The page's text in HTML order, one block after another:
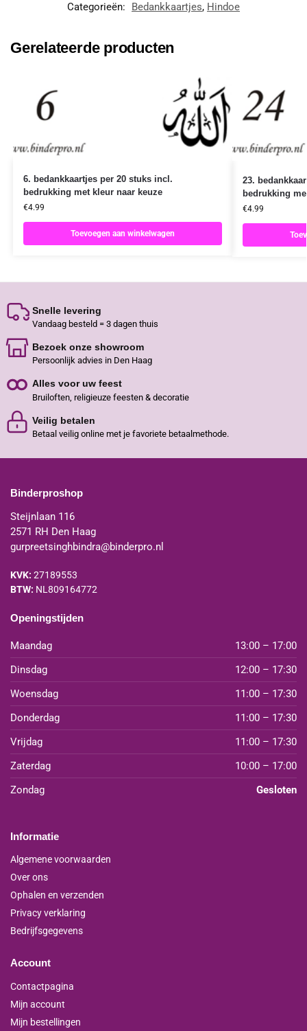
Categorieën:
Bedankkaartjes, Hindoe
Gerelateerde producten
6. bedankkaartjes per 20 stuks incl.
bedrukking met kleur naar keuze
€4.99
Toevoegen aan winkelwagen
23.
bedrukking
€4.99
Snelle levering
Vandaag besteld = 3 dagen thuis
Bezoek onze showroom
Persoonlijk advies in Den Haag
Alles voor uw feest
Bruiloften, religieuze feesten & decoratie
Veilig betalen
Betaal veilig online met je favoriete betaalmethode.
Binderproshop
Steijnlaan 116
2571 RH Den Haag
gurpreetsinghbindra@binderpro.nl
KVK: 27189553
BTW: NL809164772
Openingstijden
Maandag
13:00 – 17:00
Dinsdag
12:00 – 17:30
Woensdag
11:00 – 17:30
Donderdag
11:00 – 17:30
Vrijdag
11:00 – 17:30
Zaterdag
10:00 – 17:00
Zondag
Gesloten
Informatie
Algemene voorwaarden
Over ons
Ophalen en verzenden
Privacy verklaring
Bedrijfsgegevens
Account
Contactpagina
Mijn account
Mijn bestellingen